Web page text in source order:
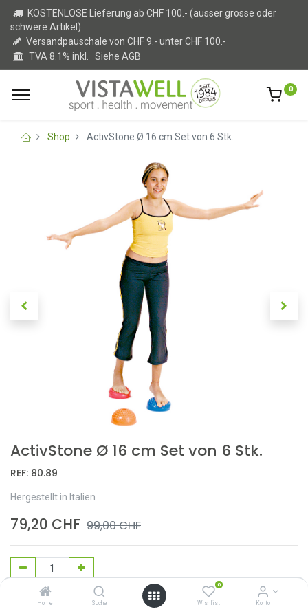
Home Suche
0
Wishlist Konto
KOSTENLOSE Lieferung ab CHF 100.- (ausser grosse oder
schwere Artikel)
Versandpauschale von CHF 9.- unter CHF 100.-
TVA 8.1% inkl. Siehe AGB
0
Shop ActivStone Ø 16 cm Set von 6 Stk.
ActivStone Ø 16 cm Set von 6 Stk.
REF: 80.89
Hergestellt in Italien
79,20 CHF 99,00CHF
In den Warenkorb